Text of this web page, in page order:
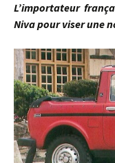
L’importateur
Niva pour viser une